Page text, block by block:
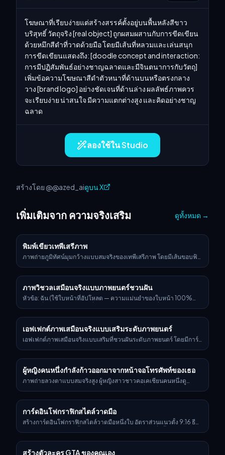
โฆษณาที่เรียบง่ายแต่สร้างสรรค์ตั้งอยู่บนพื้นหลังสีขาว
บริสุทธิ์ วัตถุจริง [real object] ถูกผสมผสานกับการขีดเขียน
ด้วยหมึกสีดำที่วาดด้วยมือ โดยมีเส้นที่หลวมและเล่นสนุก
การขีดเขียนแสดงถึง: [doodle concept and interaction:
การมีปฏิสัมพันธ์อย่างชาญฉลาดและมีจินตนาการกับวัตถุ]
เพิ่มข้อความโฆษณาสีดำตัวหนาที่ด้านบนหรือตรงกลาง
วาง [brand logo] อย่างชัดเจนที่ด้านล่าง ผลลัพธ์ภาพควร
จะเรียบง่าย น่าสนใจ มีความแตกต่างสูง และคิดอย่างชาญ
ฉลาด
ลองใช้ใน Studio
สร้างโดย @@azed_aiดูบน X
เพิ่มเติมจาก ความจริงเสริม ดูทั้งหมด →
พิมพ์เขียวเทพีเสรีภาพ
ภาพถ่ายภูมิทัศน์มุมกว้างแบบสมจริงของเทพีเสรีภาพ โดยมีเส้นขอบฟ้า
Rays," และ "Copper Shell" พร้อมป้ายข้อความลายมือ 2. ลูกศรวัด
ขนาดแนวตั้งขนาดใหญ่ แสดงความสูงรวมจากพื้นถึงคบเพลิง 3. ไอ
ภาพวิชวลเสมือนจริงแบบภาพยนตร์ชวนฝัน
หัวข้อ: ฉัน (ใช้ใบหน้าที่อัปโหลด — ความแม่นยำของใบหน้า 100%
player ลอยวนจำนวนมากโคจรรอบบุคคลศูนย์กลาง (คนในภาพ) ฉัน
กำลังพิงเสาไฟถนนอยู่บนถนน ถือโทรศัพท์และมองโทรศัพท์ ในองค์
ประกอบ UI ของ Apple Music UI/Spotify UI ของแท้ รวมถึงตัวบ่งชี้
ความคืบหน้าการเล่น และมีเพลงของ [Artist Name]; การ์ดทั้งหมด
แสดงมุมโค้งมนลื่นไหลพร้อมการเปลี่ยนมุมมองเชิงองศาอย่างละเอียด
แสงแวดล้อมของฉากอย่างเป็นธรรมชาติ; องค์ประกอบภาพใช้โทนสี
เย็นถึงเป็นกลาง พร้อมรายละเอียดเงาที่เข้มแต่ยังคงไว้ มีการระเบิดสี
เชิงกลยุทธ์จากภาพปกอัลบั้ม ระดับคอนทราสต์ปานกลาง-สูงพร้อมการ
ไล่ไฮไลต์อย่างค่อยเป็นค่อยไป ความลึกระยะโฟกัสที่แปรผันอย่าง
ประณีต โดยการ์ดที่ใกล้ยังคมชัด ส่วนการ์ดที่ไกลจะถูกทำให้เบลออย่าง
นุ่มนวล และมีลูกเล่นเสริมการเคลื่อนไหวอย่างพอดี ทั้งหมดนี้ยังคงให้ตัว
เอฟเฟกต์ภาพเสมือนจริงแบบเสริมระดับภาพยนตร์
เอฟเฟกต์ภาพเสมือนจริงแบบเสริมที่ชวนฝันระดับภาพยนตร์ โดยมีการ์ด
เพลงแต่ละใบถูกวางอย่างมีกลยุทธ์ในระยะที่ต่างกัน บางใบถูกวางเด่น
ด้านหน้าและทับตัวแบบบางส่วน ขณะที่บางใบลอยอยู่ด้านหลังและด้าน
ข้างตัวแบบ ใช้องค์ประกอบ UI จริงของ Apple Music UI/Spotify UI
เปล่งแสงเรืองขอบนุ่มฟุ้งด้วยระดับแฟลร์ภาพยนตร์พอเหมาะ และ
โต้ตอบกับแสงแวดล้อมของฉากอย่างเป็นธรรมชาติ องค์ประกอบภาพ
แสดงโทนสีเย็นถึงโทนกลาง มีรายละเอียดเงาที่เข้มข้นแต่ยังคงไว้ได้ดี
ลึกอย่างละเอียด โดยการ์ดที่อยู่ใกล้ยังคมชัด ส่วนการ์ดที่ไกลกว่าจะเบลอ
ผู้หญิงคนหนึ่งกำลังก้าวออกมาจากหน้าจอโทรศัพท์ของเธอ
ภาพถ่ายลวงตาแบบสมจริงสูง ผู้หญิงสาวชาวคอเคเชียนคนหนึ่งดู
แสดง iOS Camera UI อย่างชัดเจน (ปุ่มชัตเตอร์, ข้อความโหมด)
ข้อความโน้ตเขียนมือจะต้องอ่านออกและไม่กลับด้าน อายุ 20s ดวงตา
หน้าชาวยุโรปชัดเจน (สันจมูกสูง, ชั้นตาสองชั้น, กรามคมชัด) ผมสี
การ์ดอินโฟกราฟิกสไตล์วาดมือ
สร้างการ์ดอินโฟกราฟิกสไตล์วาดมือหนึ่งใบ อัตราส่วนแนวตั้ง 9:16 ธีม
สร้างตัวละคร GTA ของคุณเอง